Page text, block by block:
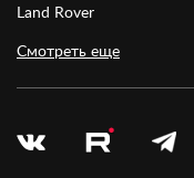
Land Rover
Смотреть еще